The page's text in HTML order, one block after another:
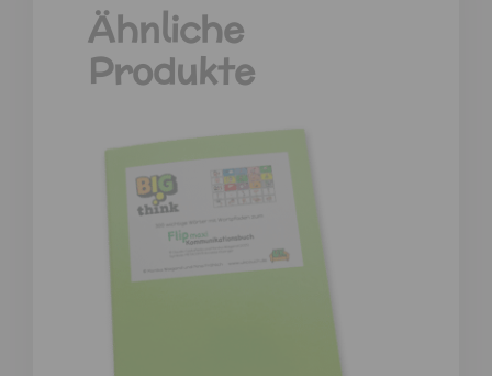
Ähnliche
Produkte